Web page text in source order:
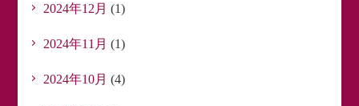
2024年12月 (1)
2024年11月 (1)
2024年10月 (4)